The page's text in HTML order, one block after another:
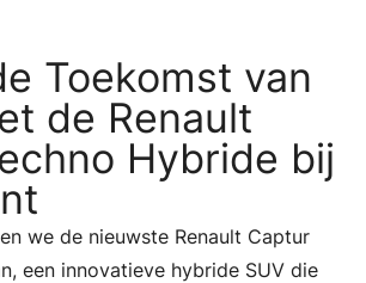
Toekomst van
de Renault
Hybride bij
we de nieuwste Renault Captur
een innovatieve hybride SUV die